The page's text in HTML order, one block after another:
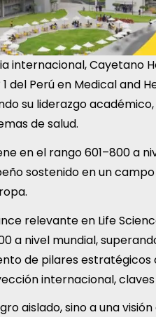
internacional, Cayetano
del Perú en Medical and
su liderazgo
de salud.
en el rango 601–800 a
sostenido en un
relevante en Life
a nivel mundial,
de pilares estratégicos
internacional,
aislado, sino a una